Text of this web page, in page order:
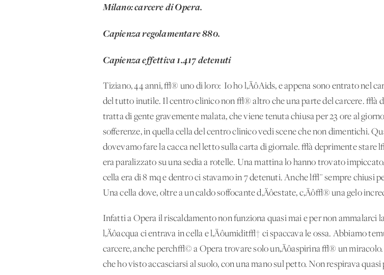
Milano: carcere di Opera.
Capienza regolamentare 880.
Capienza effettiva 1.417 detenuti
Tiziano, 44 anni, √® uno di loro: 'Io ho l‚ÄôAids, e appena sono entrato nel
del tutto inutile. Il centro clinico non √® altro che una parte del carcere. √à
tratta di gente gravemente malata, che viene tenuta chiusa per 23 ore al
sofferenze, in quella cella del centro clinico vedi scene che non dimentichi.
dovevamo fare la cacca nel letto sulla carta di giornale. √à deprimente stare
era paralizzato su una sedia a rotelle. Una mattina lo hanno trovato
cella era di 8 mq e dentro ci stavamo in 7 detenuti. Anche l√¨ sempre chiusi
Una cella dove, oltre a un caldo soffocante d‚Äôestate, c‚Äô√® una gelo
Infatti a Opera il riscaldamento non funziona quasi mai e per non ammalarci
l‚Äôacqua ci entrava in cella e l‚Äôumidit√† ci spaccava le ossa. Abbiamo
carcere, anche perch√© a Opera trovare solo un‚Äôaspirina √® un
che ho visto accasciarsi al suolo, con una mano sul petto. Non respirava